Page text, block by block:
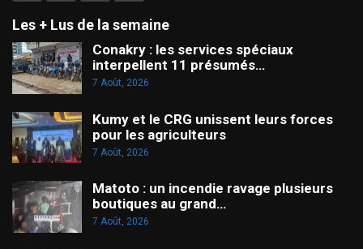
Les + Lus de la semaine
Conakry : les services spéciaux
interpellent 11 présumés…
7 Août, 2026
Kumy et le CRG unissent leurs forces
pour les agriculteurs
7 Août, 2026
Matoto : un incendie ravage plusieurs
boutiques au grand…
7 Août, 2026